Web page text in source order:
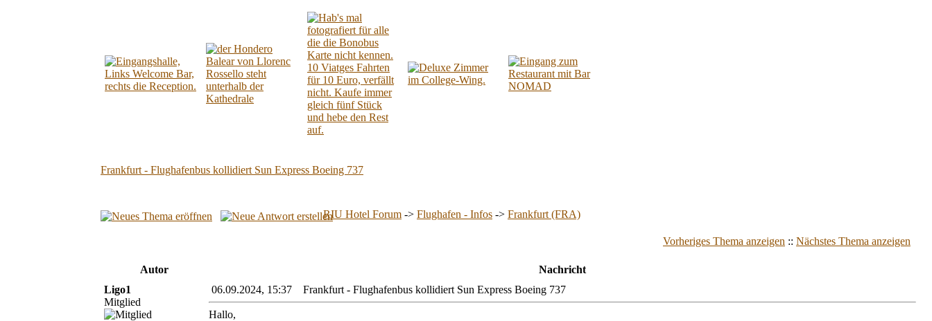
Frankfurt - Flughafenbus kollidiert Sun Express Boeing 737
RIU Hotel Forum -> Flughafen - Infos -> Frankfurt (FRA)
Vorheriges Thema anzeigen :: Nächstes Thema anzeigen
Autor
Nachricht
Ligo1
Mitglied
06.09.2024, 15:37 Frankfurt - Flughafenbus kollidiert Sun Express Boeing 737
Hallo,